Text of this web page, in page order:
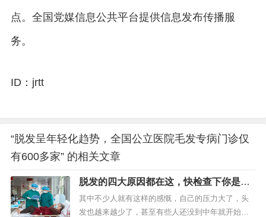
点。全国党媒信息公共平台提供信息发布传播服
务。
ID：jrtt
“脱发呈年轻化趋势，全国公立医院毛发专病门诊仅
有600多家” 的相关文章
脱发的四大原因都在这，快检查下你是否
中招
其中不少人就有这样的感慨，自己的压力大了，头
发也越来越少了，甚至有些人还没到中年就开始脱